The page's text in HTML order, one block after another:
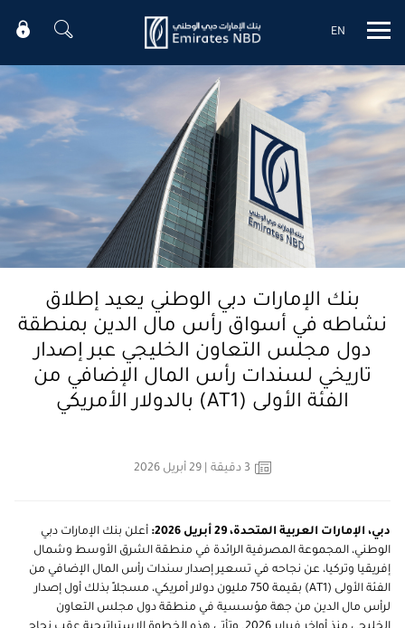
Mobile menu
EN
بنك الإمارات دبي الوطني يعيد إطلاق
نشاطه في أسواق رأس مال الدين بمنطقة
دول مجلس التعاون الخليجي عبر إصدار
تاريخي لسندات رأس المال الإضافي من
الفئة الأولى (AT1) بالدولار الأمريكي
3 دقيقة
دبي، الإمارات العربية المتحدة، 29 أبريل 2026:
أعلن بنك الإمارات دبي
الوطني، المجموعة المصرفية الرائدة في منطقة الشرق الأوسط وشمال
إفريقيا وتركيا، عن نجاحه في تسعير إصدار سندات رأس المال الإضافي من
الفئة الأولى (AT1) بقيمة 750 مليون دولار أمريكي، مسجلاً بذلك أول إصدار
لرأس مال الدين من جهة مؤسسية في منطقة دول مجلس التعاون